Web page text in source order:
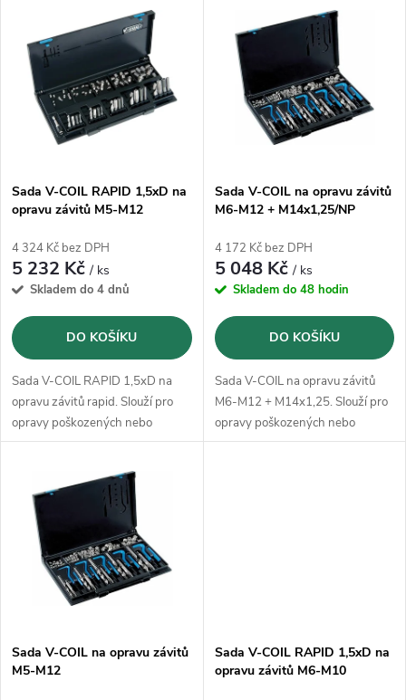
e
p
r
o
d
u
k
Abecedně
ý
s
p
r
o
d
u
k
Sada V-COIL RAPID 1,5xD na
opravu závitů M5-M12
4 324 Kč bez DPH
5 232 Kč/ ks
Skladem do 4 dnů
DO KOŠÍKU
Sada V-COIL RAPID 1,5xD na
opravu závitů rapid. Slouží pro
opravy poškozených nebo
opotřebovaných závitů a opravy
Sada V-COIL na opravu závitů
M6-M12 + M14x1,25/NP
4 172 Kč bez DPH
5 048 Kč/ ks
Skladem do 48 hodin
DO KOŠÍKU
Sada V-COIL na opravu závitů
M6-M12 + M14x1,25. Slouží pro
opravy poškozených nebo
opotřebovaných závitů a opravy
Sada V-COIL na opravu závitů
M5-M12
Sada V-COIL RAPID 1,5xD na
opravu závitů M6-M10